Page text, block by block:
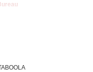
Redmi 10 Prime Review